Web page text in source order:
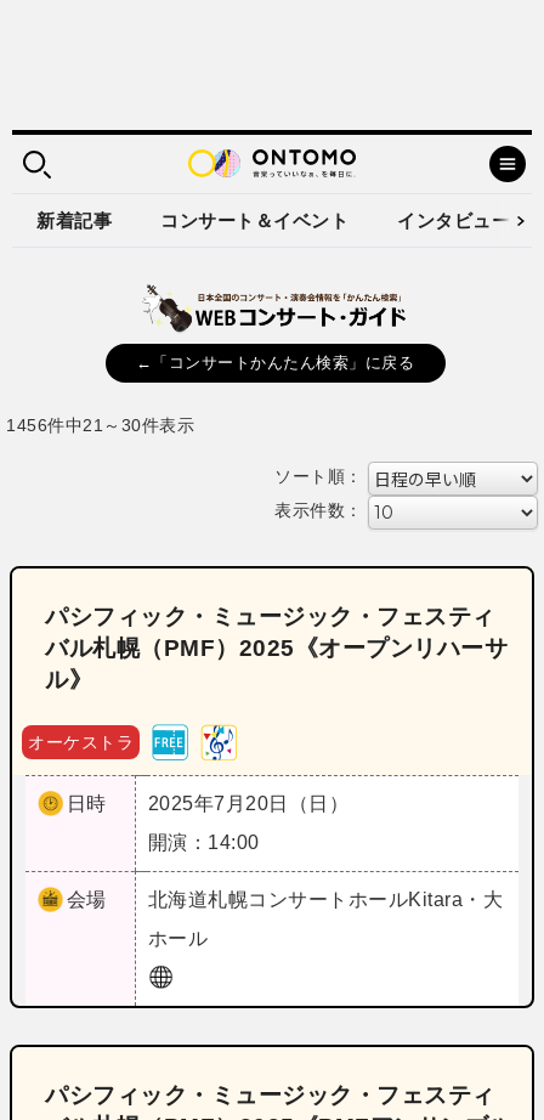
新着記事 コンサート＆イベント インタビュー
←「コンサートかんたん検索」に戻る
1456件中21～30件表示
ソート順：
表示件数：
パシフィック・ミュージック・フェスティ
バル札幌（PMF）2025《オープンリハーサ
ル》
オーケストラ
日時
2025年7月20日（日）
開演：14:00
会場 北海道札幌コンサートホールKitara・大
ホール
パシフィック・ミュージック・フェスティ